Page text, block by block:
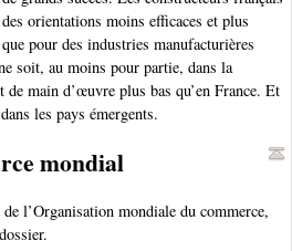
orientations moins efficaces et plus
pour des industries manufacturières
soit, au moins pour partie, dans la
de main d’œuvre plus bas qu’en France. Et
les pays émergents.
mondial
l’Organisation mondiale du commerce,